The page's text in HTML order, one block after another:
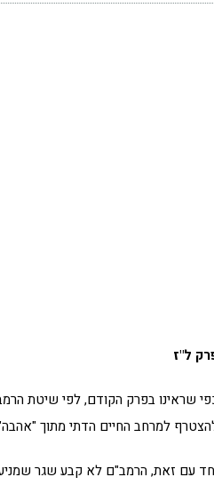
ל"ז
שראינו בפרק הקודם, לפי שיטת
למרחב החיים הדתי מתוך "אהבה",
עם זאת, הרמב"ם לא קבע שגר